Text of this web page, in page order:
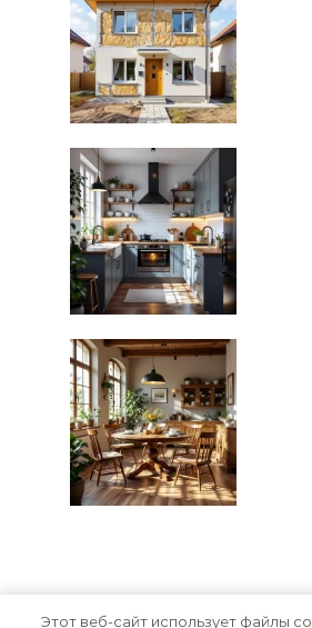
Этот веб-сайт использует файлы